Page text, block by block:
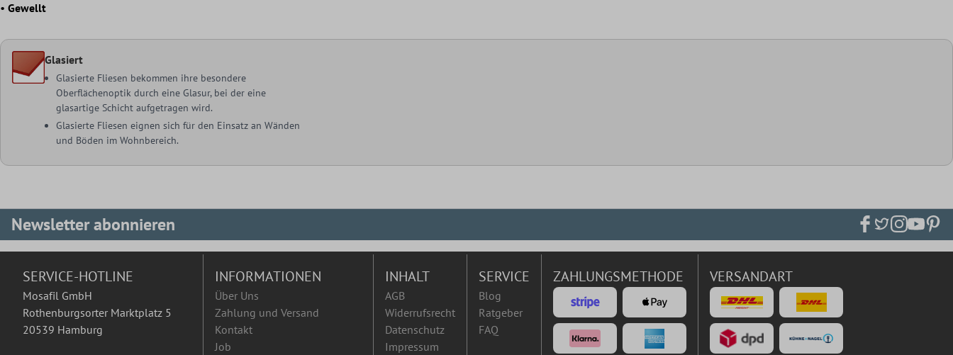
• Gewellt
Glasiert
Glasierte Fliesen bekommen ihre besondere
Oberflächenoptik durch eine Glasur, bei der eine
glasartige Schicht aufgetragen wird.
Glasierte Fliesen eignen sich für den Einsatz an Wänden
und Böden im Wohnbereich.
Newsletter abonnieren
SERVICE-HOTLINE
Mosafil GmbH
Rothenburgsorter Marktplatz 5
20539 Hamburg
INFORMATIONEN
Über Uns
Zahlung und Versand
Kontakt
Job
INHALT
AGB
Widerrufsrecht
Datenschutz
Impressum
SERVICE
Blog
Ratgeber
FAQ
ZAHLUNGSMETHODE VERSANDART